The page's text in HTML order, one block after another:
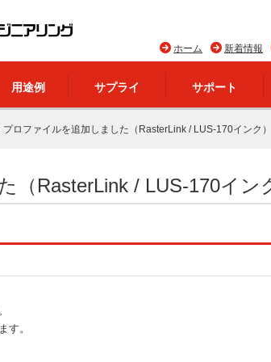
新着情報
ホーム
用途例 サプライ サポート
プロファイルを追加しました（RasterLink / LUS-170インク）
RasterLink / LUS-170イン
す。